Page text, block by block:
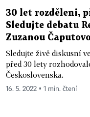
30 let rozděleni,
Sledujte debatu
Zuzanou
Sledujte živě diskusní
před 30 lety
Československa.
16. 5. 2022 ▪ 1 min. čtení